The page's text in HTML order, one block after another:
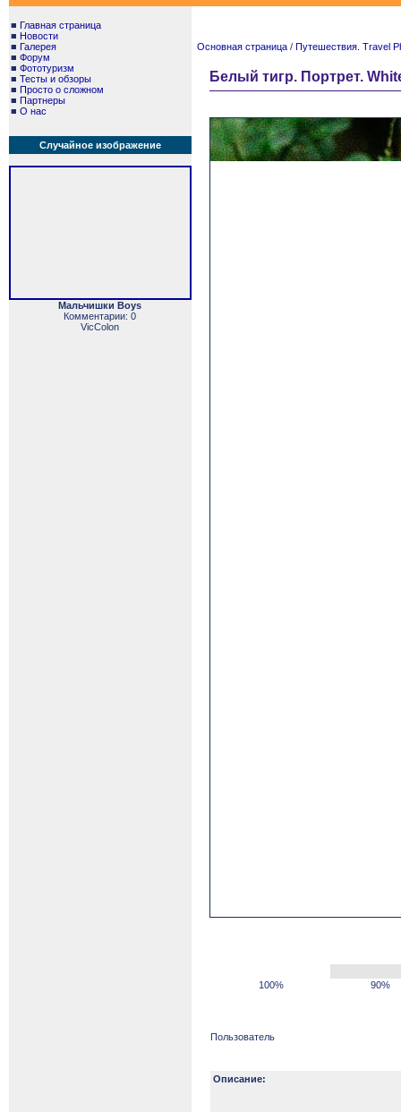
■ Главная страница
■ Новости
■ Галерея
■ Форум
■ Фототуризм
■ Тесты и обзоры
■ Просто о сложном
■ Партнеры
■ О нас
Случайное изображение
Мальчишки Boys
Комментарии: 0
VicColon
Основная страница / Путешествия. Travel
Белый тигр. Портрет.
100% 90%
Пользователь
Описание: